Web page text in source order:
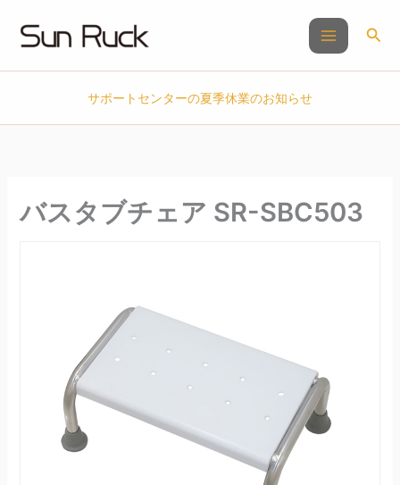
ス
検
サポートセンターの夏季休業のお知らせ
バスタブチェア SR-SBC503